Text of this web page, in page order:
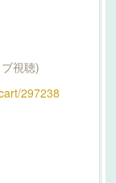
視聴)
297238